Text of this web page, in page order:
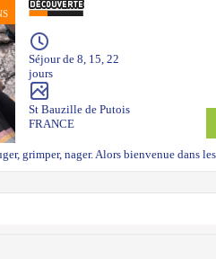
Séjour de 8, 15, 22
jours
St Bauzille de Putois
FRANCE
grimper, nager. Alors bienvenue dans